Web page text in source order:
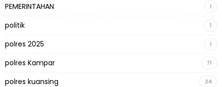
PEMERINTAHAN 1
politik 1
polres 2025 1
polres Kampar 71
polres kuansing 34